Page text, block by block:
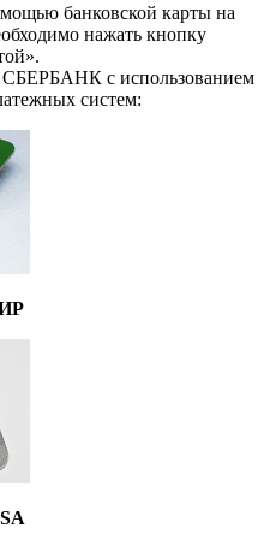
банковской карты на
нажать кнопку
с использованием
систем: